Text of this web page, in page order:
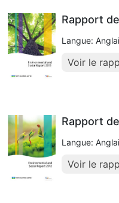
Rapport
Langue:
Voir le
Rapport
Langue:
Voir le